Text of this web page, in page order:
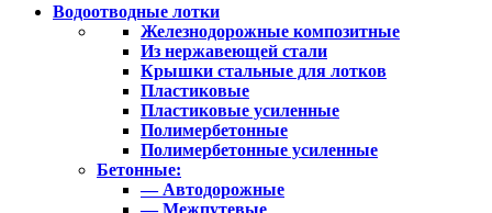
Водоотводные лотки
Железнодорожные композитные
Из нержавеющей стали
Крышки стальные для лотков
Пластиковые
Пластиковые усиленные
Полимербетонные
Полимербетонные усиленные
Бетонные:
— Автодорожные
— Межпутевые